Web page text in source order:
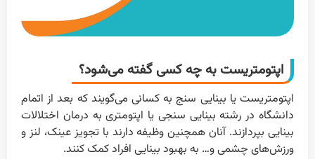
اپتومتریست به چه کسی گفته می‌شود؟
اپتومتریست یا بینایی سنج به کسانی می‌گویند که بعد از اتمام
دانشگاه در رشته بینایی سنجی یا اپتومتری به درمان اختلالات
بینایی بپردازند. آنان همچنین وظیفه دارند با تجویز عینک، لنز و
ورزش‌های چشمی و… به بهبود بینایی افراد کمک کنند.